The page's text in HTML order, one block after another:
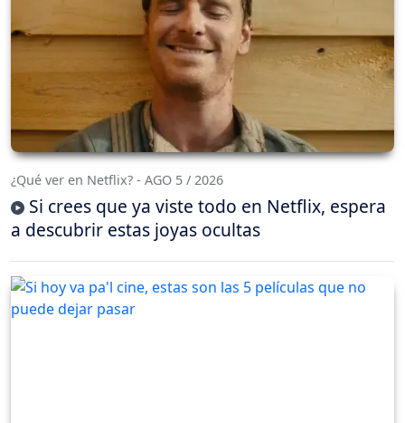
¿Qué ver en Netflix? - AGO 5 / 2026
Si crees que ya viste todo en Netflix, espera
a descubrir estas joyas ocultas